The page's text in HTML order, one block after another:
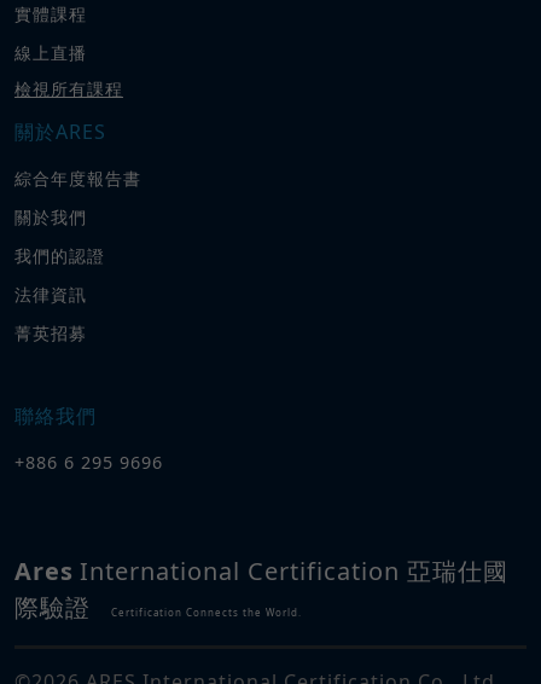
實體課程
線上直播
檢視所有課程
關於ARES
綜合年度報告書
關於我們
我們的認證
法律資訊
菁英招募
聯絡我們
+886 6 295 9696
Ares International Certification 亞瑞仕國
際驗證
Certification Connects the World.